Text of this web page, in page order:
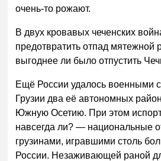
очень-то рожают.
В двух кровавых чеченских
предотвратить отпад мятежной
выгоднее ли было отпустить
Ещё России удалось военными
Грузии два её автономных
Южную Осетию. При этом
навсегда ли? — национальные
грузинами, игравшими столь
России. Незаживающей раной